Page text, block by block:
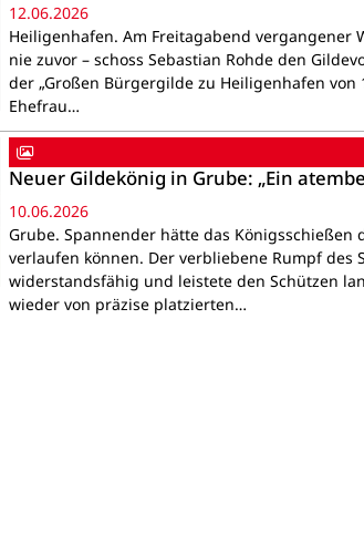
12.06.2026
Heiligenhafen. Am Freitagabend vergangener
nie zuvor – schoss Sebastian Rohde den
der „Großen Bürgergilde zu Heiligenhafen von
Ehefrau…
Neuer Gildekönig in Grube: „Ein
10.06.2026
Grube. Spannender hätte das
verlaufen können. Der verbliebene Rumpf des
widerstandsfähig und leistete den Schützen
wieder von präzise platzierten…